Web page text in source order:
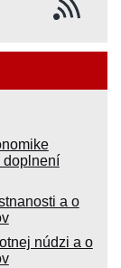
doplnení
a o
núdzi a o